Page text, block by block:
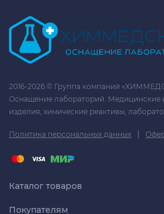
2016-2026 © Группа компаний
Оснащение лабораторий. Медицинские
изделия, химические реактивы,
Политика персональных данных |
Каталог товаров
Покупателям